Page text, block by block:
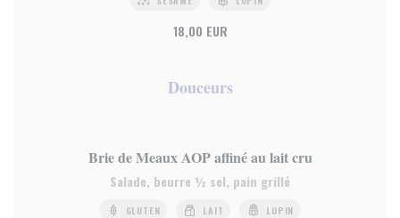
18,00 EUR
Douceurs
Brie de Meaux AOP affiné au lait cru
Salade, beurre ½ sel, pain grillé
GLUTEN LAIT LUPIN